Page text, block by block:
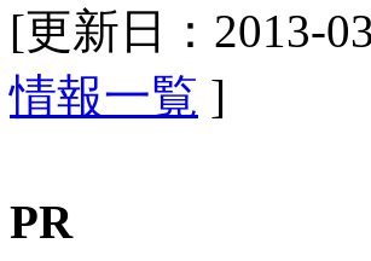
[更新日：2013-
情報一覧 ]
PR